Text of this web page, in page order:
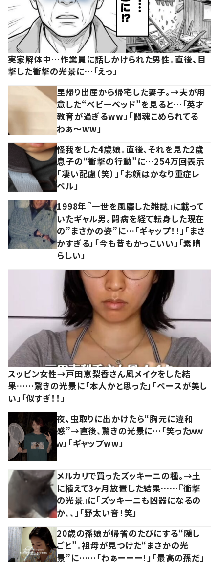
実家解体中…作業員に話しかけられた男性。直後、目
撃した衝撃の光景に…「えっ」
里帰り出産から帰宅した妻子。→夫が用
意した“ベビーベッド”を見ると…「英才
教育が過ぎるww」「闘魂こめられてる
わぁ～ww」
怪我をした4歳娘。直後、それを見た2歳
息子の“衝撃の行動”に…254万回表示
「凄い配慮（笑）」「お顔はかなり重症レ
ベル」
1998年『一世を風靡した雑誌』に載って
いたギャル男。闘病を経て転身した現在
の”まさかの姿”に…「ギャップ！！」「まさ
かすぎる」「今も昔もかっこいい」「素晴
らしい」
スッピン女性→戸田恵梨香さん風メイクをした結
果……驚きの光景に「本人かと思った」「ベースが美し
い」「似すぎ！！」
夜、虫取りに出かけたら“胸元に違和
感”→直後、驚きの光景に…「笑ったｗｗ
ｗ」「ギャップww」
メルカリで買ったズッキーニの種。→土
に植えて3ヶ月放置した結果……『衝撃
の光景』に「ズッキーニも凶器になるの
か、、」「野太い音！笑」
20歳の孫娘が帰省のたびにする“隠し
ごと”。祖母が見つけた“まさかの光
景”に……「わぁーーー！」「最高の孫だ」